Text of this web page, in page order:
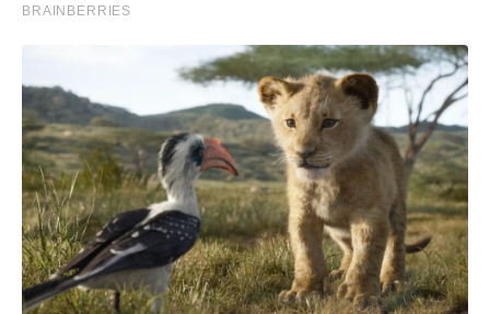
BRAINBERRIES